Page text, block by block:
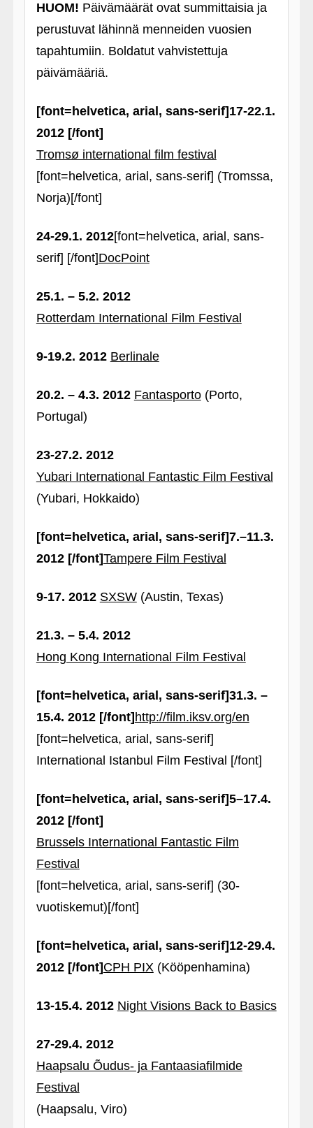
HUOM! Päivämäärät ovat summittaisia ja
perustuvat lähinnä menneiden vuosien
tapahtumiin. Boldatut vahvistettuja
päivämääriä.
[font=helvetica, arial, sans-serif]17-22.1.
2012 [/font]
Tromsø international film festival
[font=helvetica, arial, sans-serif] (Tromssa,
Norja)[/font]
24-29.1. 2012[font=helvetica, arial, sans-
serif] [/font]DocPoint
25.1. – 5.2. 2012
Rotterdam International Film Festival
9-19.2. 2012 Berlinale
20.2. – 4.3. 2012 Fantasporto(Porto,
Portugal)
23-27.2. 2012
Yubari International Fantastic Film Festival
(Yubari, Hokkaido)
[font=helvetica, arial, sans-serif]7.–11.3.
2012 [/font]Tampere Film Festival
9-17. 2012 SXSW(Austin, Texas)
21.3. – 5.4. 2012
Hong Kong International Film Festival
[font=helvetica, arial, sans-serif]31.3. –
15.4. 2012 [/font] http://film.iksv.org/en
[font=helvetica, arial, sans-serif]
International Istanbul Film Festival [/font]
[font=helvetica, arial, sans-serif]5–17.4.
2012 [/font]
Brussels International Fantastic Film
Festival
[font=helvetica, arial, sans-serif] (30-
vuotiskemut)[/font]
[font=helvetica, arial, sans-serif]12-29.4.
2012 [/font] CPH PIX(Kööpenhamina)
13-15.4. 2012 Night Visions Back to Basics
27-29.4. 2012
Haapsalu Õudus- ja Fantaasiafilmide
Festival
(Haapsalu, Viro)